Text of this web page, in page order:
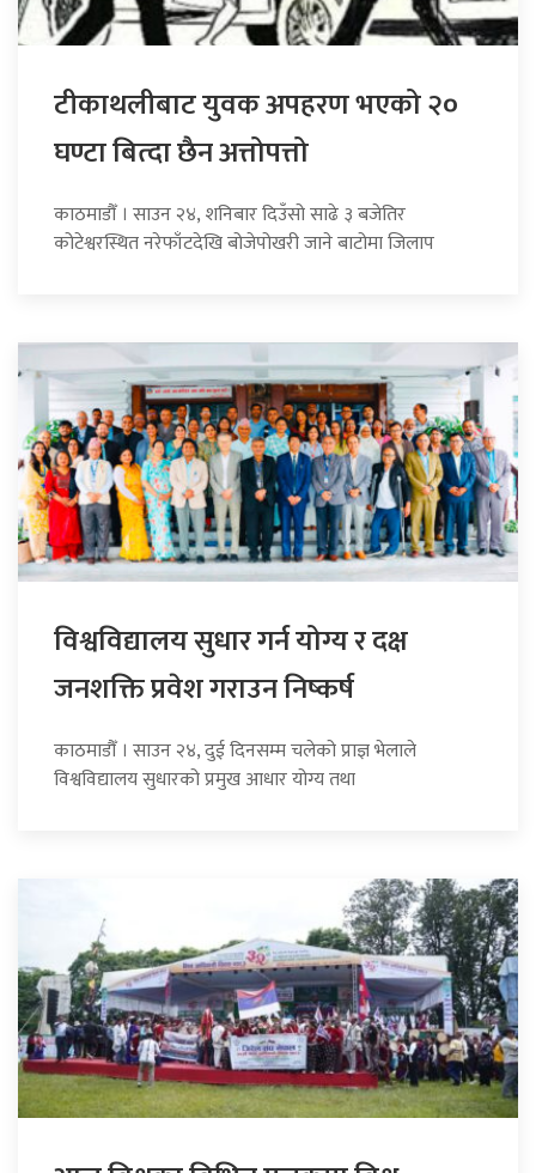
टीकाथलीबाट युवक अपहरण भएको २०
घण्टा बित्दा छैन अत्तोपत्तो
काठमाडौँ । साउन २४, शनिबार दिउँसो साढे ३ बजेतिर
कोटेश्वरस्थित नरेफाँटदेखि बोजेपोखरी जाने बाटोमा जिलाप
विश्वविद्यालय सुधार गर्न योग्य र दक्ष
जनशक्ति प्रवेश गराउन निष्कर्ष
काठमाडौँ । साउन २४, दुई दिनसम्म चलेको प्राज्ञ भेलाले
विश्वविद्यालय सुधारको प्रमुख आधार योग्य तथा